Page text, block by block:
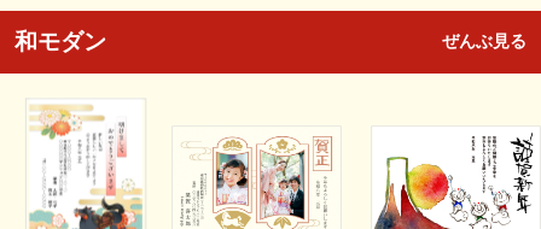
和モダン ぜんぶ見る